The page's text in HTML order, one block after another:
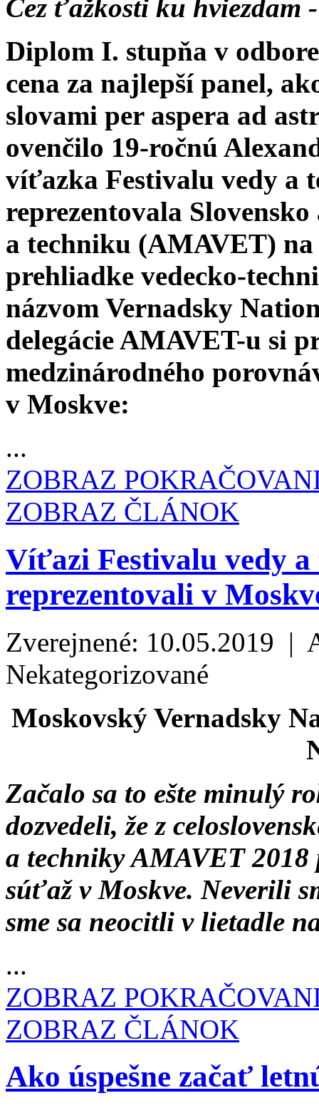
Cez ťažkosti ku hviezdam
Diplom I. stupňa v
cena za najlepší panel,
slovami per aspera ad
ovenčilo 19-ročnú
víťazka Festivalu vedy a
reprezentovala
a techniku (AMAVET)
prehliadke vedecko-
názvom Vernadsky
delegácie AMAVET-u si
medzinárodného
v Moskve:
...
ZOBRAZ
ZOBRAZ ČLÁNOK
Víťazi Festivalu vedy
reprezentovali v
Zverejnené: 10.05.2019 |
Nekategorizované
Moskovský Vernadsky
Začalo sa to ešte minulý
dozvedeli, že z
a techniky AMAVET 2018
súťaž v Moskve. Neverili
sme sa neocitli v lietadle
...
ZOBRAZ
ZOBRAZ ČLÁNOK
Ako úspešne začať